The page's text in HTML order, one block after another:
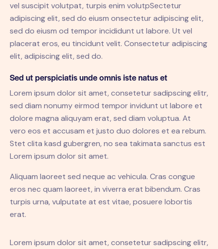
vel suscipit volutpat, turpis enim volutpSectetur
adipiscing elit, sed do eiusm onsectetur adipiscing elit,
sed do eiusm od tempor incididunt ut labore. Ut vel
placerat eros, eu tincidunt velit. Consectetur adipiscing
elit, adipiscing elit, sed do.
Sed ut perspiciatis unde omnis iste natus et
Lorem ipsum dolor sit amet, consetetur sadipscing elitr,
sed diam nonumy eirmod tempor invidunt ut labore et
dolore magna aliquyam erat, sed diam voluptua. At
vero eos et accusam et justo duo dolores et ea rebum.
Stet clita kasd gubergren, no sea takimata sanctus est
Lorem ipsum dolor sit amet.
Aliquam laoreet sed neque ac vehicula. Cras congue
eros nec quam laoreet, in viverra erat bibendum. Cras
turpis urna, vulputate at est vitae, posuere lobortis
erat.
Lorem ipsum dolor sit amet, consetetur sadipscing elitr,